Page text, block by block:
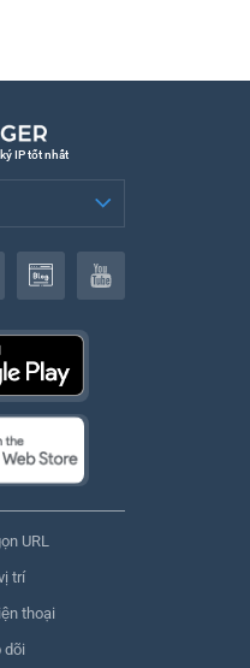
IP tốt nhất
URL
trí
thoại
dõi